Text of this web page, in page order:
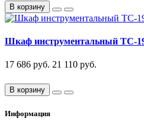
В корзину
Шкаф инструментальный TC-
17 686 руб. 21 110 руб.
В корзину
Информация